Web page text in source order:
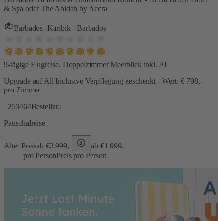
& Spa oder The Abidah by Accra
Barbados -Karibik - Barbados
9-tägige Flugreise, Doppelzimmer Meerblick inkl. AI
Upgrade auf All Inclusive Verpflegung geschenkt - Wert: € 798,-
pro Zimmer
253464Bestellnr.:
Pauschalreise
Alter Preisab €2.999,- ab €1.999,-
pro PersonPreis pro Person